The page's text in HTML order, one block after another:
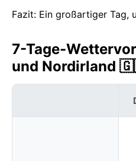
Fazit: Ein großartiger Tag,
7-Tage-
und Nordirland